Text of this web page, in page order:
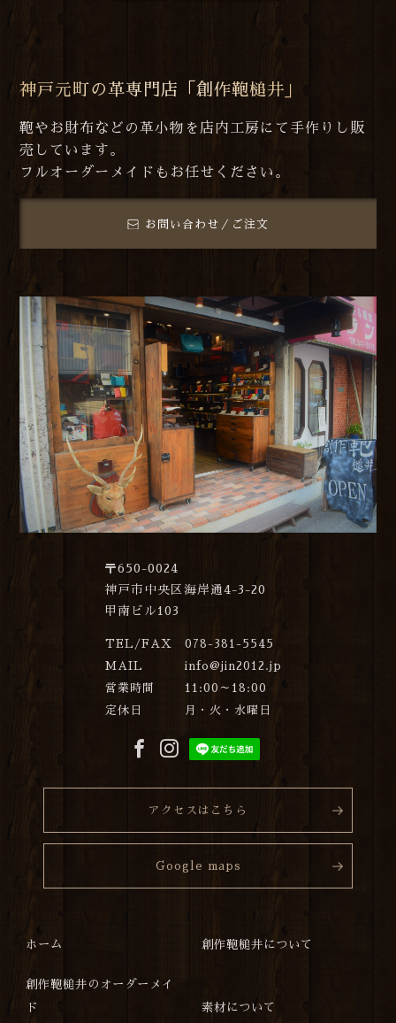
神戸元町の革専門店「創作鞄槌井」
鞄やお財布などの革小物を店内工房にて手作りし販
売しています。
フルオーダーメイドもお任せください。
お問い合わせ／ご注文
〒650-0024
神戸市中央区海岸通4-3-20
甲南ビル103
TEL/FAX
078-381-5545
MAIL
info@jin2012.jp
営業時間
11:00～18:00
定休日
月・火・水曜日
アクセスはこちら
Google maps
ホーム 創作鞄槌井について
創作鞄槌井のオーダーメイ
ド
素材について